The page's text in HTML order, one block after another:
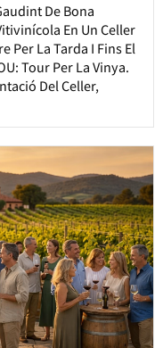
De Bona
En Un Celler
Per La Tarda I Fins El
Tour Per La Vinya.
Del Celler,